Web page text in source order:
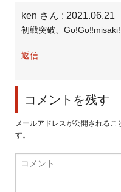
ken さん : 2021.06.21
初戦突破、
返信
コメントを残す
メールアドレスが公開される
す。